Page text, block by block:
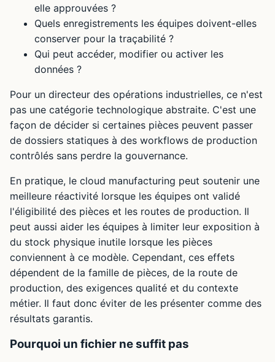
elle approuvées ?
Quels enregistrements les équipes doivent-elles
conserver pour la traçabilité ?
Qui peut accéder, modifier ou activer les
données ?
Pour un directeur des opérations industrielles, ce n'est
pas une catégorie technologique abstraite. C'est une
façon de décider si certaines pièces peuvent passer
de dossiers statiques à des workflows de production
contrôlés sans perdre la gouvernance.
En pratique, le cloud manufacturing peut soutenir une
meilleure réactivité lorsque les équipes ont validé
l'éligibilité des pièces et les routes de production. Il
peut aussi aider les équipes à limiter leur exposition à
du stock physique inutile lorsque les pièces
conviennent à ce modèle. Cependant, ces effets
dépendent de la famille de pièces, de la route de
production, des exigences qualité et du contexte
métier. Il faut donc éviter de les présenter comme des
résultats garantis.
Pourquoi un fichier ne suffit pas